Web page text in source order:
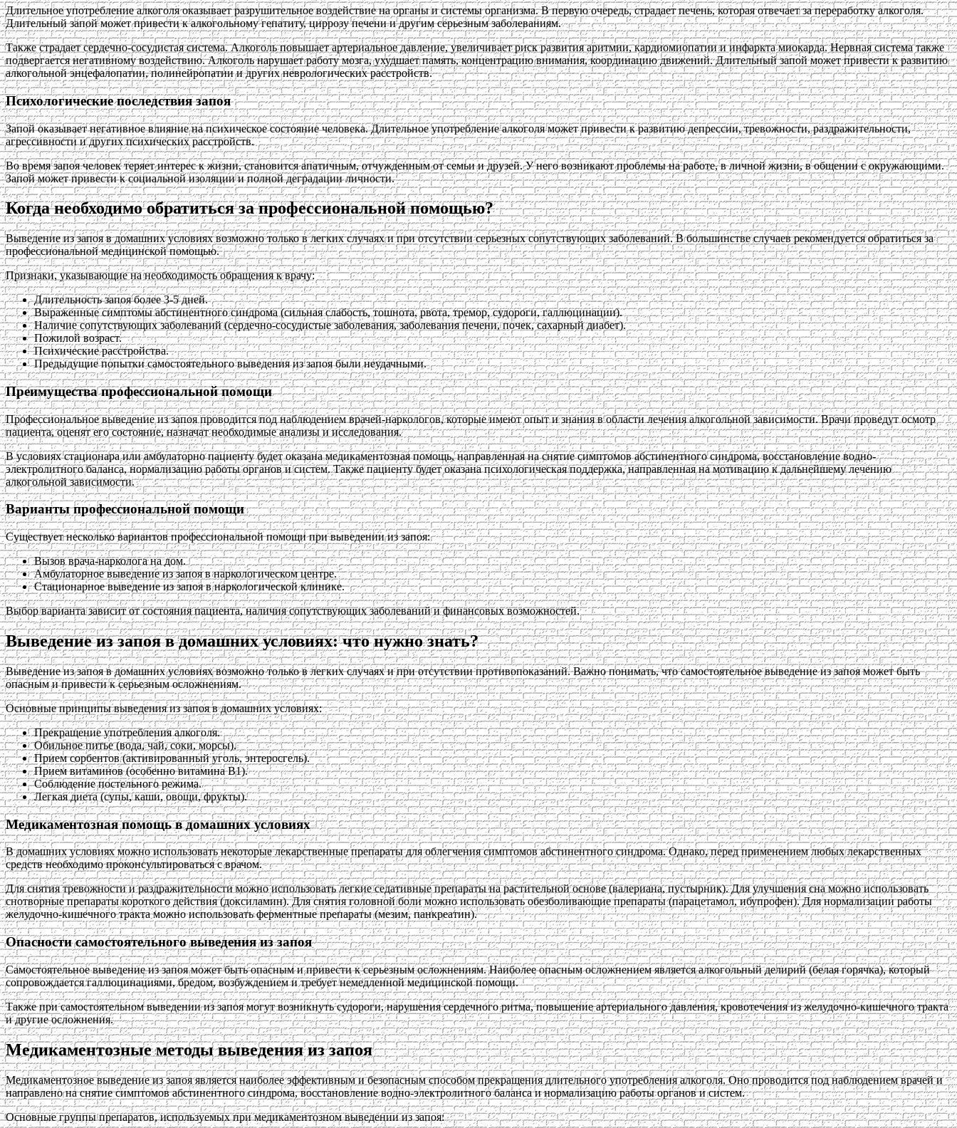
Длительное употребление алкоголя оказывает разрушительное воздействие на органы и системы организма. В первую очередь, страдает печень, которая отвечает за переработку алкоголя.
Длительный запой может привести к алкогольному гепатиту, циррозу печени и другим серьезным заболеваниям.
Также страдает сердечно-сосудистая система. Алкоголь повышает артериальное давление, увеличивает риск развития аритмии, кардиомиопатии и инфаркта миокарда. Нервная система также
подвергается негативному воздействию. Алкоголь нарушает работу мозга, ухудшает память, концентрацию внимания, координацию движений. Длительный запой может привести к развитию
алкогольной энцефалопатии, полинейропатии и других неврологических расстройств.
Психологические последствия запоя
Запой оказывает негативное влияние на психическое состояние человека. Длительное употребление алкоголя может привести к развитию депрессии, тревожности, раздражительности,
агрессивности и других психических расстройств.
Во время запоя человек теряет интерес к жизни, становится апатичным, отчужденным от семьи и друзей. У него возникают проблемы на работе, в личной жизни, в общении с окружающими.
Запой может привести к социальной изоляции и полной деградации личности.
Когда необходимо обратиться за профессиональной помощью?
Выведение из запоя в домашних условиях возможно только в легких случаях и при отсутствии серьезных сопутствующих заболеваний. В большинстве случаев рекомендуется обратиться за
профессиональной медицинской помощью.
Признаки, указывающие на необходимость обращения к врачу:
Длительность запоя более 3-5 дней.
Выраженные симптомы абстинентного синдрома (сильная слабость, тошнота, рвота, тремор, судороги, галлюцинации).
Наличие сопутствующих заболеваний (сердечно-сосудистые заболевания, заболевания печени, почек, сахарный диабет).
Пожилой возраст.
Психические расстройства.
Предыдущие попытки самостоятельного выведения из запоя были неудачными.
Преимущества профессиональной помощи
Профессиональное выведение из запоя проводится под наблюдением врачей-наркологов, которые имеют опыт и знания в области лечения алкогольной зависимости. Врачи проведут осмотр
пациента, оценят его состояние, назначат необходимые анализы и исследования.
В условиях стационара или амбулаторно пациенту будет оказана медикаментозная помощь, направленная на снятие симптомов абстинентного синдрома, восстановление водно-
электролитного баланса, нормализацию работы органов и систем. Также пациенту будет оказана психологическая поддержка, направленная на мотивацию к дальнейшему лечению
алкогольной зависимости.
Варианты профессиональной помощи
Существует несколько вариантов профессиональной помощи при выведении из запоя:
Вызов врача-нарколога на дом.
Амбулаторное выведение из запоя в наркологическом центре.
Стационарное выведение из запоя в наркологической клинике.
Выбор варианта зависит от состояния пациента, наличия сопутствующих заболеваний и финансовых возможностей.
Выведение из запоя в домашних условиях: что нужно знать?
Выведение из запоя в домашних условиях возможно только в легких случаях и при отсутствии противопоказаний. Важно понимать, что самостоятельное выведение из запоя может быть
опасным и привести к серьезным осложнениям.
Основные принципы выведения из запоя в домашних условиях:
Прекращение употребления алкоголя.
Обильное питье (вода, чай, соки, морсы).
Прием сорбентов (активированный уголь, энтеросгель).
Прием витаминов (особенно витамина В1).
Соблюдение постельного режима.
Легкая диета (супы, каши, овощи, фрукты).
Медикаментозная помощь в домашних условиях
В домашних условиях можно использовать некоторые лекарственные препараты для облегчения симптомов абстинентного синдрома. Однако, перед применением любых лекарственных
средств необходимо проконсультироваться с врачом.
Для снятия тревожности и раздражительности можно использовать легкие седативные препараты на растительной основе (валериана, пустырник). Для улучшения сна можно использовать
снотворные препараты короткого действия (доксиламин). Для снятия головной боли можно использовать обезболивающие препараты (парацетамол, ибупрофен). Для нормализации работы
желудочно-кишечного тракта можно использовать ферментные препараты (мезим, панкреатин).
Опасности самостоятельного выведения из запоя
Самостоятельное выведение из запоя может быть опасным и привести к серьезным осложнениям. Наиболее опасным осложнением является алкогольный делирий (белая горячка), который
сопровождается галлюцинациями, бредом, возбуждением и требует немедленной медицинской помощи.
Также при самостоятельном выведении из запоя могут возникнуть судороги, нарушения сердечного ритма, повышение артериального давления, кровотечения из желудочно-кишечного тракта
и другие осложнения.
Медикаментозные методы выведения из запоя
Медикаментозное выведение из запоя является наиболее эффективным и безопасным способом прекращения длительного употребления алкоголя. Оно проводится под наблюдением врачей и
направлено на снятие симптомов абстинентного синдрома, восстановление водно-электролитного баланса и нормализацию работы органов и систем.
Основные группы препаратов, используемых при медикаментозном выведении из запоя: